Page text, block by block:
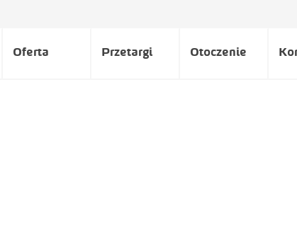
Oferta Przetargi Otoczenie